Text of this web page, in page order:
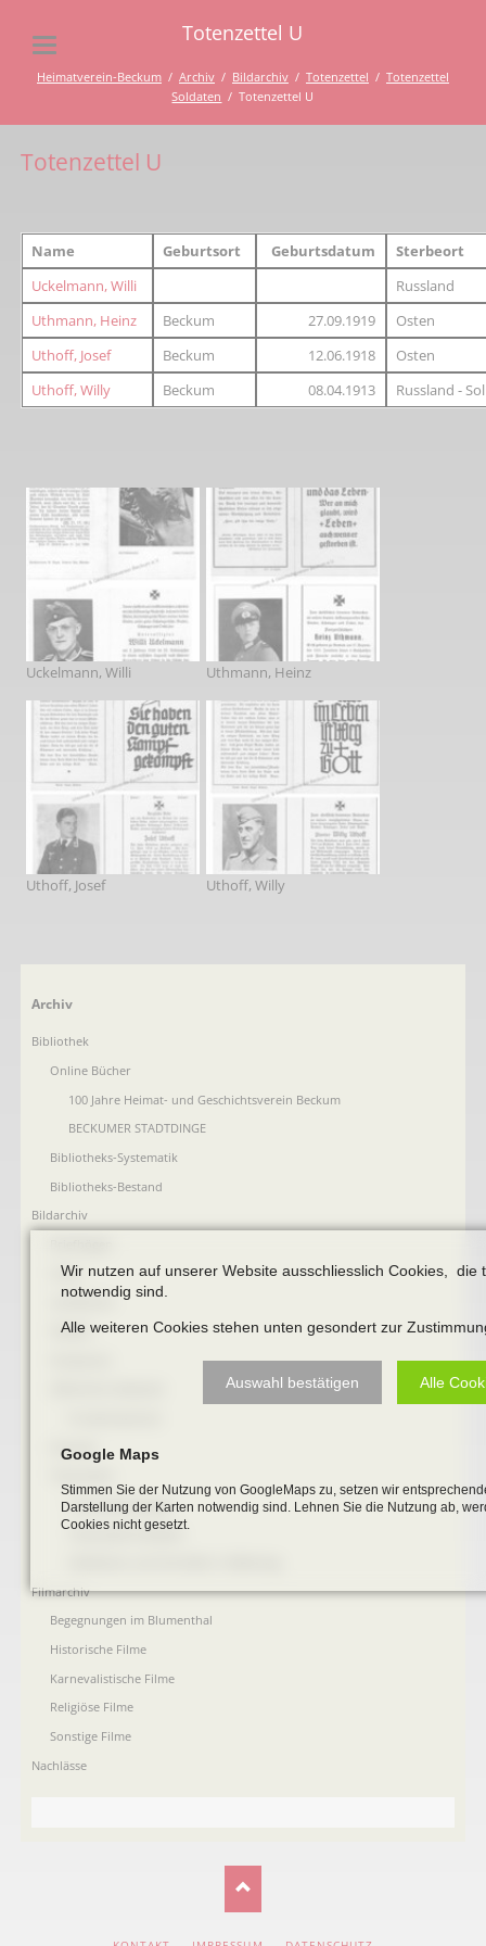
Totenzettel U
Heimatverein-Beckum Archiv Bildarchiv Totenzettel
Totenzettel
Soldaten
Totenzettel U
Totenzettel U
Name Geburtsort Geburtsdatum
Sterbeort
Uckelmann, Willi
Russland
Uthmann, Heinz
Beckum 27.09.1919
Osten
Uthoff, Josef
Beckum 12.06.1918
Osten
Uthoff, Willy
Beckum 08.04.1913 Russland -
Uckelmann, Willi Uthmann, Heinz
Uthoff, Josef Uthoff, Willy
Navigation
Archiv
Bibliothek
Online Bücher
100 Jahre Heimat- und Geschichtsverein Beckum
BECKUMER STADTDINGE
Bibliotheks-Systematik
Bibliotheks-Bestand
Bildarchiv
Fotos
Landkarten
Plakate
Strassen
Totenzettel Bürger
Totenzettel Soldaten
Filmarchiv
Begegnungen im Blumenthal
Historische Filme
Karnevalistische Filme
Religiöse Filme
Sonstige Filme
Nachlässe
NAVIGATION
Wir nutzen auf unserer Website ausschliesslich Cookies, die
notwendig sind.
Alle weiteren Cookies stehen unten gesondert zur
Auswahl bestätigen Alle
Google Maps
Stimmen Sie der Nutzung von GoogleMaps zu, setzen wir
Darstellung der Karten notwendig sind. Lehnen Sie die Nutzung ab,
Cookies nicht gesetzt.